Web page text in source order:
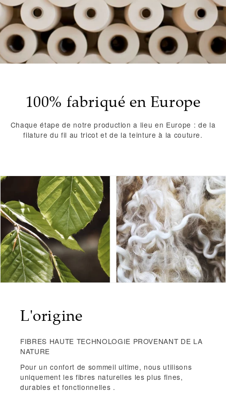
100% fabriqué en Europe
Chaque étape de notre production a lieu en Europe : de la
filature du fil au tricot et de la teinture à la couture.
L'origine
FIBRES HAUTE TECHNOLOGIE PROVENANT DE LA
NATURE
Pour un confort de sommeil ultime, nous utilisons
uniquement les fibres naturelles les plus fines,
durables et fonctionnelles .